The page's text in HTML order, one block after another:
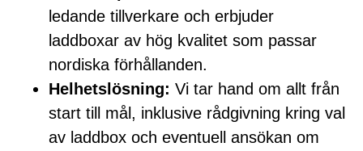
ledande tillverkare och erbjuder
laddboxar av hög kvalitet som passar
nordiska förhållanden.
Helhetslösning: Vi tar hand om allt från
start till mål, inklusive rådgivning kring val
av laddbox och eventuell ansökan om